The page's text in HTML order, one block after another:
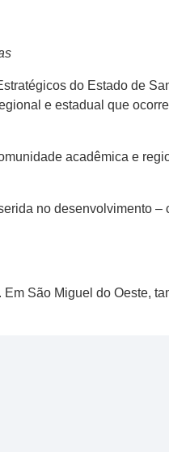
do Estado de
e estadual que
acadêmica e
no desenvolvimento –
São Miguel do Oeste,